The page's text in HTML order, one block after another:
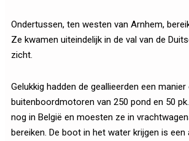
Ondertussen, ten westen van Arnhem,
Ze kwamen uiteindelijk in de val van de
zicht.
Gelukkig hadden de geallieerden een
buitenboordmotoren van 250 pond en 50
nog in België en moesten ze in
bereiken. De boot in het water krijgen is